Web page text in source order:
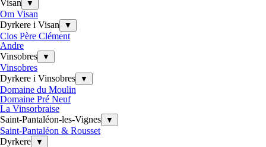
Visan ▼
Om Visan
Dyrkere i Visan
▼
Clos Père Clément
Andre
Vinsobres
▼
Vinsobres
Dyrkere i Vinsobres
▼
Domaine du Moulin
Domaine Pré Neuf
La Vinsorbraise
Saint-Pantaléon-les-Vignes
▼
Saint-Pantaléon & Rousset
Dyrkere
▼